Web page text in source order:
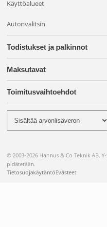
Käyttöalueet
Autonvalitsin
Todistukset ja palkinnot
Maksutavat
Toimitusvaihtoehdot
© 2003-2026 Hannus & Co Teknik AB.
pidätetään.
TietosuojakäytäntöEvästeet